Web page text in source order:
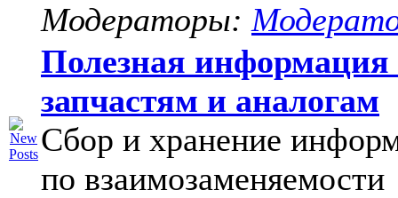
Модераторы:
Полезная информация
запчастям и аналогам
Сбор и хранение
по взаимозаменяемости